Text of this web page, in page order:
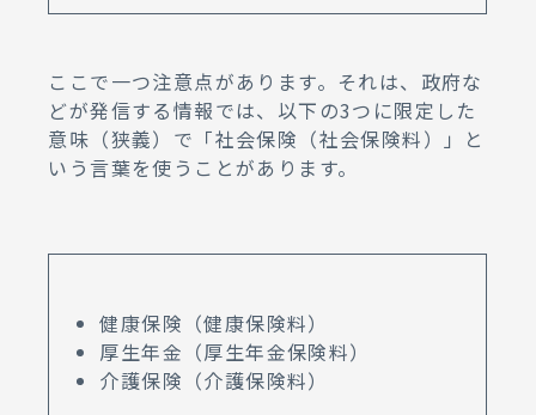
ここで一つ注意点があります。それは、政府な
どが発信する情報では、以下の3つに限定した
意味（狭義）で「社会保険（社会保険料）」と
いう言葉を使うことがあります。
健康保険（健康保険料）
厚生年金（厚生年金保険料）
介護保険（介護保険料）